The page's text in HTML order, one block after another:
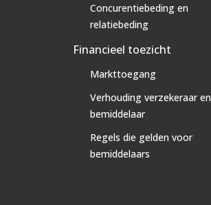
Concurentiebeding en
relatiebeding
Financieel toezicht
Markttoegang
Verhouding verzekeraar en
bemiddelaar
Regels die gelden voor
bemiddelaars